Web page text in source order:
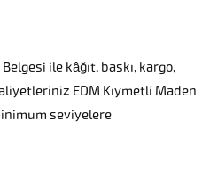
ile kâğıt, baskı, kargo,
EDM Kıymetli Maden
seviyelere